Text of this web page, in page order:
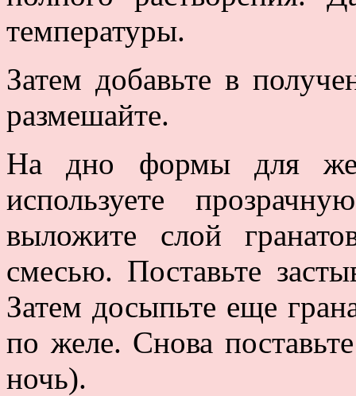
температуры.
Затем добавьте в
размешайте.
На дно формы для
используете
выложите слой
смесью. Поставьте
Затем досыпьте еще
по желе. Снова
ночь).